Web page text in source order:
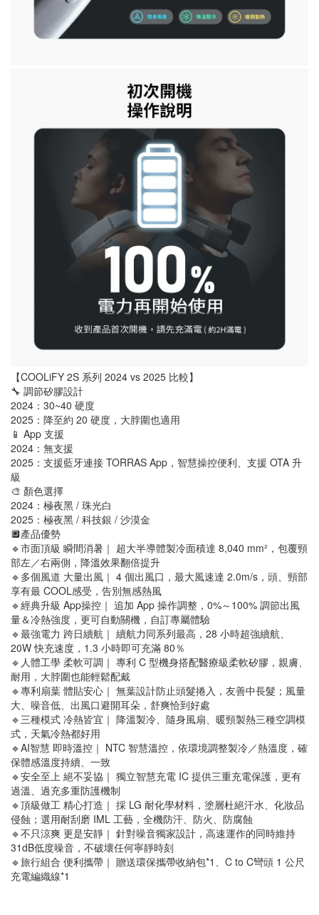
【COOLiFY 2S 系列 2024 vs 2025 比較】
🔧 調節矽膠設計
2024：30~40 硬度
2025：降至約 20 硬度，大脖圍也適用
📱 App 支援
2024：無支援
2025：支援藍牙連接 TORRAS App，智慧操控便利、支援 OTA 升
級
🎨 顏色選擇
2024：極夜黑 / 珠光白
2025：極夜黑 / 科技銀 / 沙漠金
🔲產品優勢
🔹市面頂級 瞬間消暑｜ 超大半導體製冷面積達 8,040 mm²，包覆頸
部左／右兩側，降溫效果翻倍提升
🔹多個風道 大量出風｜ 4 個出風口，最大風速達 2.0m/s，頭、頸部
享有最 COOL感受，告別無感熱風
🔹經典升級 App操控｜ 追加 App 操作調整，0%～100% 調節出風
量＆冷熱強度，更可自動關機，自訂專屬體驗
🔹最強電力 跨日續航｜ 續航力同系列最高，28 小時超強續航、
20W 快充速度，1.3 小時即可充滿 80％
🔹人體工學 柔軟可調｜ 專利 C 型機身搭配醫療級柔軟矽膠，親膚、
耐用，大脖圍也能輕鬆配戴
🔹專利扇葉 體貼安心｜ 無葉設計防止頭髮捲入，友善中長髮；風量
大、噪音低、出風口避開耳朵，舒爽恰到好處
🔹三種模式 冷熱皆宜｜ 降溫製冷、隨身風扇、暖頸製熱三種空調模
式，天氣冷熱都好用
🔹AI智慧 即時溫控｜ NTC 智慧溫控，依環境調整製冷／熱溫度，確
保體感溫度持續、一致
🔹安全至上 絕不妥協｜ 獨立智慧充電 IC 提供三重充電保護，更有
過溫、過充多重防護機制
🔹頂級做工 精心打造｜ 採 LG 耐化學材料，塗層杜絕汗水、化妝品
侵蝕；選用耐刮磨 IML 工藝，全機防汗、防火、防腐蝕
🔹不只涼爽 更是安靜｜ 針對噪音獨家設計，高速運作的同時維持
31dB低度噪音，不破壞任何寧靜時刻
🔹旅行組合 便利攜帶｜ 贈送環保攜帶收納包*1、C to C彎頭 1 公尺
充電編織線*1